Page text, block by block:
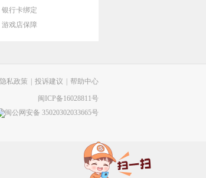
银行卡绑定
游戏店保障
帮助中心
投诉建议
隐私政策
闽ICP备16028811号
闽公网安备 35020302033665号